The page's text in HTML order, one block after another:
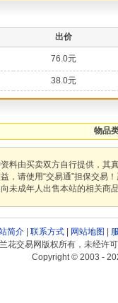
出价
76.0元
38.0元
物品
料由买卖双方自行提供，
，请使用“交易通”担保交
未成年人出售本站的相关商
简介| 联系方式| 网站地图
兰花交易网版权所有，未经许
Copyright © 2003 -